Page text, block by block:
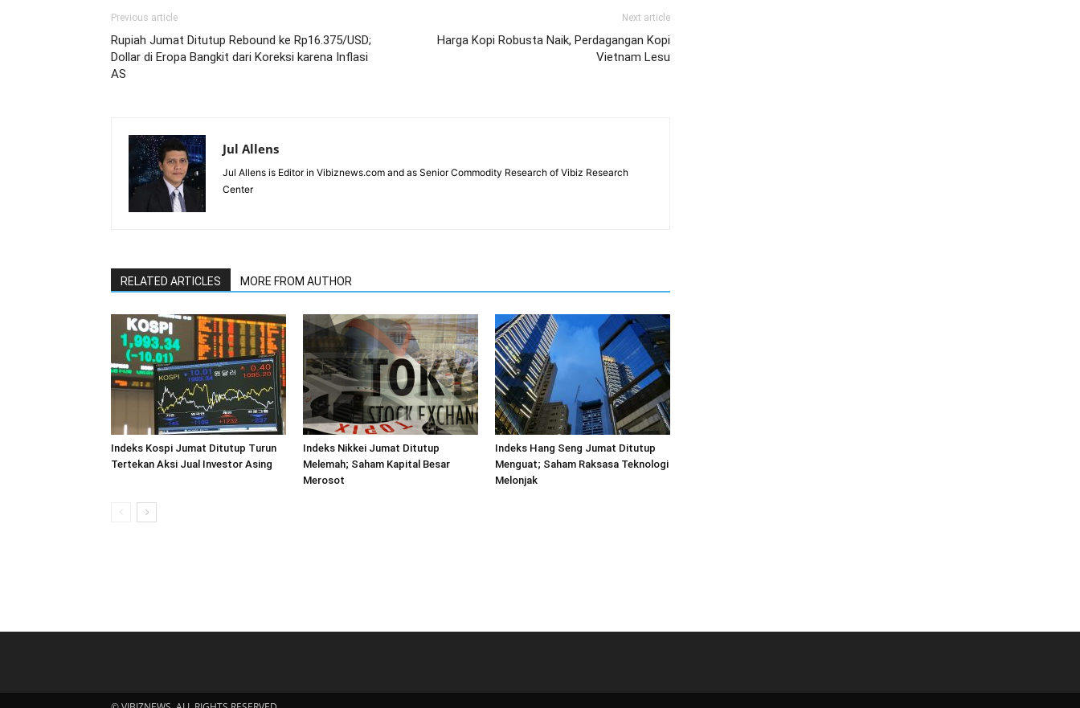
Previous article
Rupiah Jumat Ditutup Rebound ke Rp16.375/USD;
Dollar di Eropa Bangkit dari Koreksi karena Inflasi
AS
Next article
Harga Kopi Robusta Naik, Perdagangan Kopi
Vietnam Lesu
Jul Allens
Jul Allens is Editor in Vibiznews.com and as Senior Commodity Research of Vibiz Research
Center
RELATED ARTICLES MORE FROM AUTHOR
Indeks Kospi Jumat Ditutup Turun
Tertekan Aksi Jual Investor Asing
Indeks Nikkei Jumat Ditutup
Melemah; Saham Kapital Besar
Merosot
Indeks Hang Seng Jumat Ditutup
Menguat; Saham Raksasa Teknologi
Melonjak